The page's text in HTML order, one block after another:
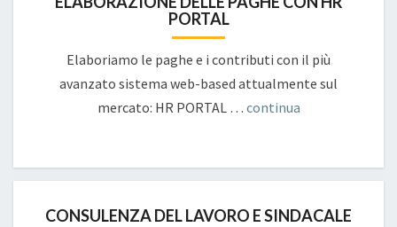
PORTAL
Elaboriamo le paghe e i contributi con il più
avanzato sistema web-based attualmente sul
mercato: HR PORTAL … continua
CONSULENZA DEL LAVORO E SINDACALE